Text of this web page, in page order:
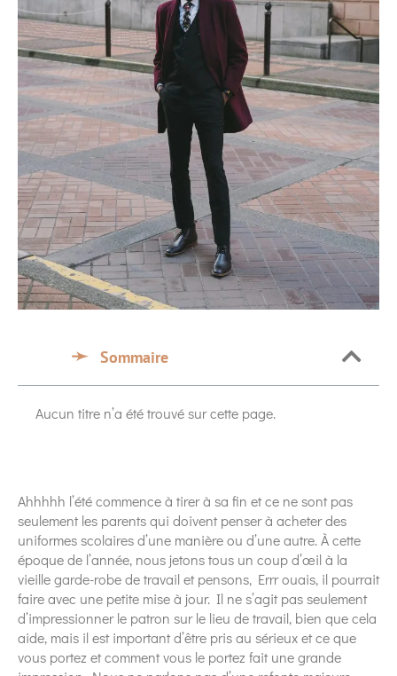
Sommaire
Aucun titre n’a été trouvé sur cette page.
Ahhhhh l’été commence à tirer à sa fin et ce ne sont pas
seulement les parents qui doivent penser à acheter des
uniformes scolaires d’une manière ou d’une autre. À cette
époque de l’année, nous jetons tous un coup d’œil à la
vieille garde-robe de travail et pensons, Errr ouais, il pourrait
faire avec une petite mise à jour. Il ne s’agit pas seulement
d’impressionner le patron sur le lieu de travail, bien que cela
aide, mais il est important d’être pris au sérieux et ce que
vous portez et comment vous le portez fait une grande